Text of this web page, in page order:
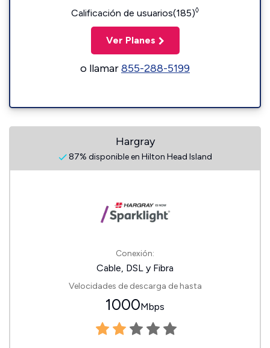
Calificación de usuarios(185)◊
Ver Planes
o llamar855-288-5199
Hargray
87% disponible en Hilton Head Island
Conexión:
Cable, DSL y Fibra
Velocidades de descarga de hasta
1000Mbps